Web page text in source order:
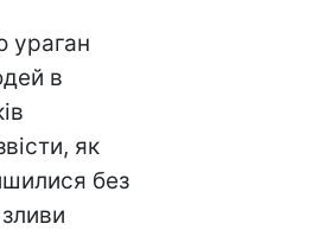
ураган
в
як
без